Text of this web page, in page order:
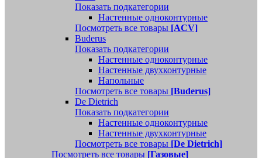
Показать подкатегории
Настенные одноконтурные
Посмотреть все товары [ACV]
Buderus
Показать подкатегории
Настенные одноконтурные
Настенные двухконтурные
Напольные
Посмотреть все товары [Buderus]
De Dietrich
Показать подкатегории
Настенные одноконтурные
Настенные двухконтурные
Посмотреть все товары [De Dietrich]
Посмотреть все товары [Газовые]